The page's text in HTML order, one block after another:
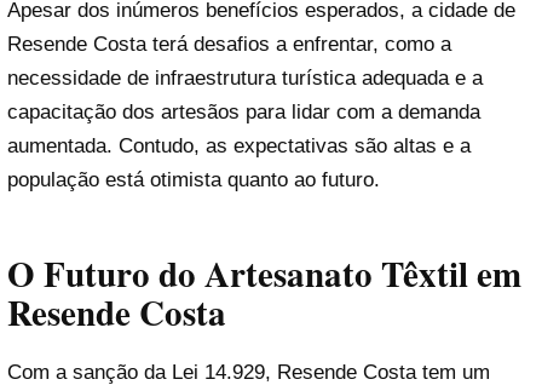
Apesar dos inúmeros benefícios esperados, a cidade de
Resende Costa terá desafios a enfrentar, como a
necessidade de infraestrutura turística adequada e a
capacitação dos artesãos para lidar com a demanda
aumentada. Contudo, as expectativas são altas e a
população está otimista quanto ao futuro.
O Futuro do Artesanato Têxtil em
Resende Costa
Com a sanção da Lei 14.929, Resende Costa tem um